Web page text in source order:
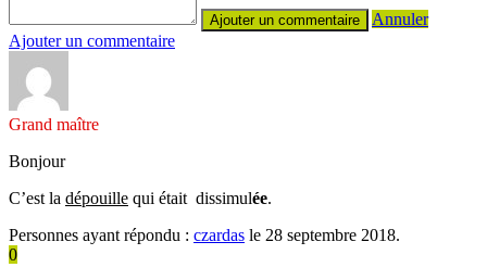
Annuler
Ajouter un commentaire
Grand maître
Bonjour
C’est la dépouille qui était dissimulée.
Personnes ayant répondu : czardas le 28 septembre 2018.
0